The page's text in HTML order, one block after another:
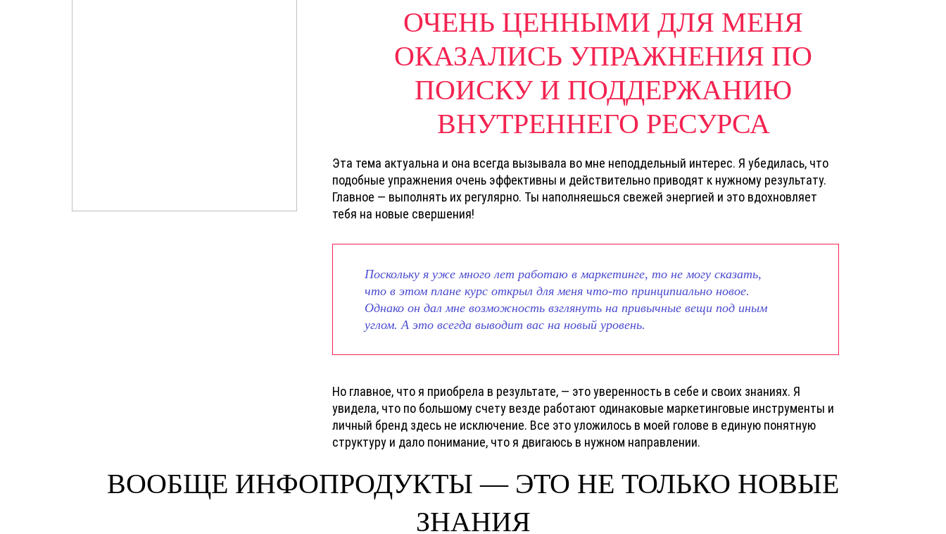
ОЧЕНЬ ЦЕННЫМИ ДЛЯ МЕНЯ
ОКАЗАЛИСЬ УПРАЖНЕНИЯ ПО
ПОИСКУ И ПОДДЕРЖАНИЮ
ВНУТРЕННЕГО РЕСУРСА
Эта тема актуальна и она всегда вызывала во мне неподдельный интерес. Я убедилась, что
подобные упражнения очень эффективны и действительно приводят к нужному результату.
Главное — выполнять их регулярно. Ты наполняешься свежей энергией и это вдохновляет
тебя на новые свершения!
Поскольку я уже много лет работаю в маркетинге, то не могу сказать,
что в этом плане курс открыл для меня что-то принципиально новое.
Однако он дал мне возможность взглянуть на привычные вещи под иным
углом. А это всегда выводит вас на новый уровень.
Но главное, что я приобрела в результате, — это уверенность в себе и своих знаниях. Я
увидела, что по большому счету везде работают одинаковые маркетинговые инструменты и
личный бренд здесь не исключение. Все это уложилось в моей голове в единую понятную
структуру и дало понимание, что я двигаюсь в нужном направлении.
ВООБЩЕ ИНФОПРОДУКТЫ — ЭТО НЕ ТОЛЬКО НОВЫЕ
ЗНАНИЯ